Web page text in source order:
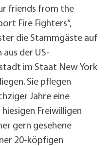
friends from the
Fire Fighters“,
die Stammgäste auf
aus der US-
im Staat New York
Sie pflegen
Jahre eine
Freiwilligen
gern gesehene
20-köpfigen